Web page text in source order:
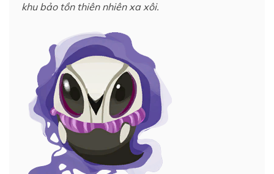
khu bảo tồn thiên nhiên xa xôi.